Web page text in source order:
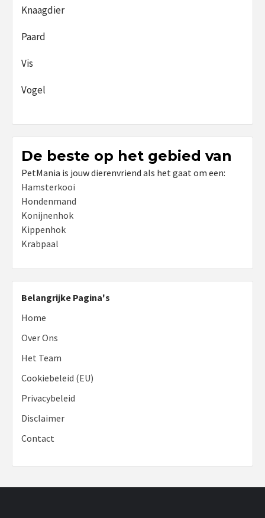
Knaagdier
Paard
Vis
Vogel
De beste op het gebied van
PetMania is jouw dierenvriend als het gaat om een:
Hamsterkooi
Hondenmand
Konijnenhok
Kippenhok
Krabpaal
Belangrijke Pagina's
Home
Over Ons
Het Team
Cookiebeleid (EU)
Privacybeleid
Disclaimer
Contact